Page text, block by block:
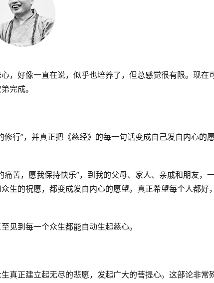
，好像一直在说，似乎也培养了，但总感觉很有限。现在
完成。
行”，并真正把《慈经》的每一句话变成自己发自内心的
苦，愿我保持快乐”，到我的父母、家人、亲戚和朋友，
生的祝愿，都变成发自内心的愿望。真正希望每个人都好
见到每一个众生都能自动生起慈心。
真正建立起无尽的悲愿，发起广大的菩提心。这部论非常